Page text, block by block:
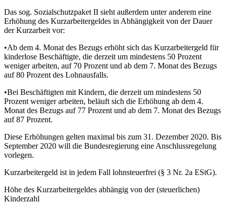
Das sog. Sozialschutzpaket II sieht außerdem unter anderem eine
Erhöhung des Kurzarbeitergeldes in Abhängigkeit von der Dauer
der Kurzarbeit vor:
•Ab dem 4. Monat des Bezugs erhöht sich das Kurzarbeitergeld für
kinderlose Beschäftigte, die derzeit um mindestens 50 Prozent
weniger arbeiten, auf 70 Prozent und ab dem 7. Monat des Bezugs
auf 80 Prozent des Lohnausfalls.
•Bei Beschäftigten mit Kindern, die derzeit um mindestens 50
Prozent weniger arbeiten, beläuft sich die Erhöhung ab dem 4.
Monat des Bezugs auf 77 Prozent und ab dem 7. Monat des Bezugs
auf 87 Prozent.
Diese Erhöhungen gelten maximal bis zum 31. Dezember 2020. Bis
September 2020 will die Bundesregierung eine Anschlussregelung
vorlegen.
Kurzarbeitergeld ist in jedem Fall lohnsteuerfrei (§ 3 Nr. 2a EStG).
Höhe des Kurzarbeitergeldes abhängig von der (steuerlichen)
Kinderzahl